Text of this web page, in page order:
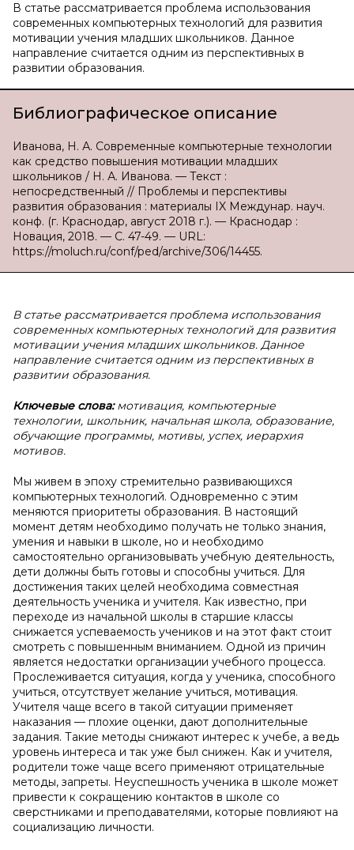
В статье рассматривается проблема использования
современных компьютерных технологий для развития
мотивации учения младших школьников. Данное
направление считается одним из перспективных в
развитии образования.
Библиографическое описание
Иванова, Н. А. Современные компьютерные технологии
как средство повышения мотивации младших
школьников / Н. А. Иванова. — Текст :
непосредственный // Проблемы и перспективы
развития образования : материалы IX Междунар. науч.
конф. (г. Краснодар, август 2018 г.). — Краснодар :
Новация, 2018. — С. 47-49. — URL:
https://moluch.ru/conf/ped/archive/306/14455.
В статье рассматривается проблема использования
современных компьютерных технологий для развития
мотивации учения младших школьников. Данное
направление считается одним из перспективных в
развитии образования.
Ключевые слова:мотивация, компьютерные
технологии, школьник, начальная школа, образование,
обучающие программы, мотивы, успех, иерархия
мотивов.
Мы живем в эпоху стремительно развивающихся
компьютерных технологий. Одновременно с этим
меняются приоритеты образования. В настоящий
момент детям необходимо получать не только знания,
умения и навыки в школе, но и необходимо
самостоятельно организовывать учебную деятельность,
дети должны быть готовы и способны учиться. Для
достижения таких целей необходима совместная
деятельность ученика и учителя. Как известно, при
переходе из начальной школы в старшие классы
снижается успеваемость учеников и на этот факт стоит
смотреть с повышенным вниманием. Одной из причин
является недостатки организации учебного процесса.
Прослеживается ситуация, когда у ученика, способного
учиться, отсутствует желание учиться, мотивация.
Учителя чаще всего в такой ситуации применяет
наказания — плохие оценки, дают дополнительные
задания. Такие методы снижают интерес к учебе, а ведь
уровень интереса и так уже был снижен. Как и учителя,
родители тоже чаще всего применяют отрицательные
методы, запреты. Неуспешность ученика в школе может
привести к сокращению контактов в школе со
сверстниками и преподавателями, которые повлияют на
социализацию личности.